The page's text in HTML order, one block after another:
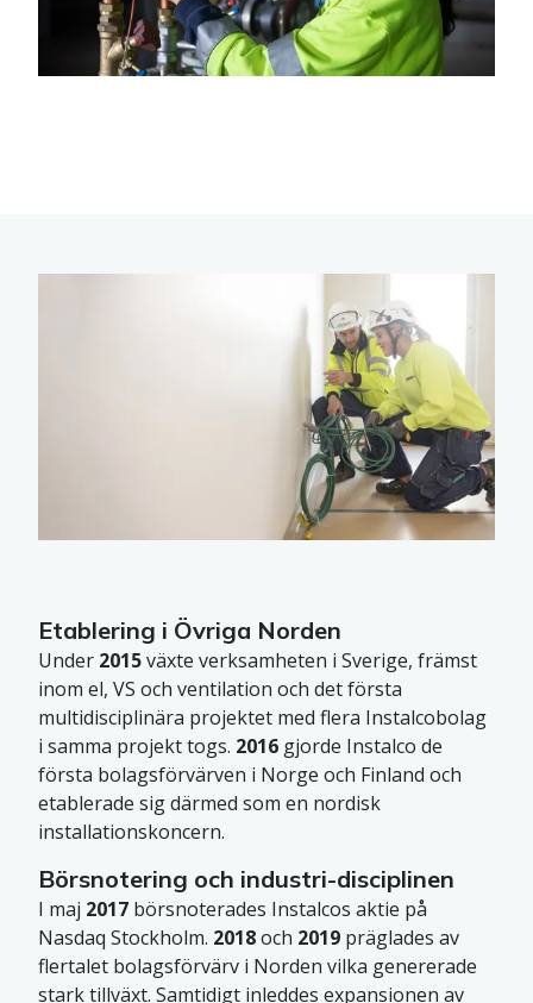
Etablering i Övriga Norden
Under 2015växte verksamheten i Sverige, främst
inom el, VS och ventilation och det första
multidisciplinära projektet med flera Instalcobolag
i samma projekt togs. 2016 gjorde Instalco de
första bolagsförvärven i Norge och Finland och
etablerade sig därmed som en nordisk
installationskoncern.
Börsnotering och industri-disciplinen
I maj 2017 börsnoterades Instalcos aktie på
Nasdaq Stockholm. 2018och 2019 präglades av
flertalet bolagsförvärv i Norden vilka genererade
stark tillväxt. Samtidigt inleddes expansionen av